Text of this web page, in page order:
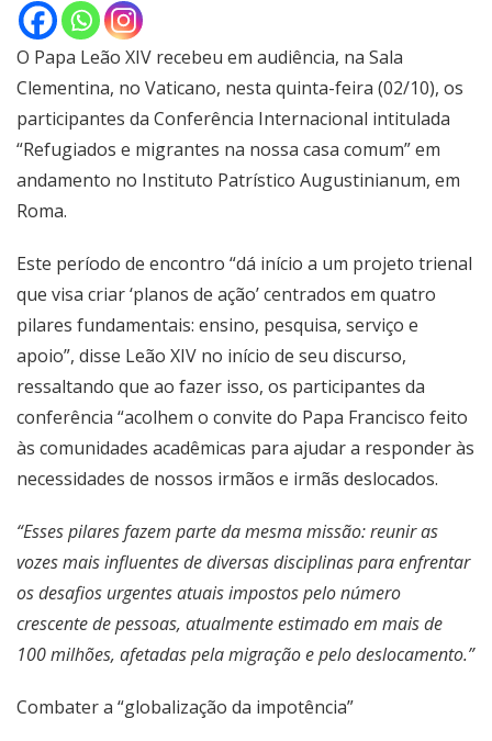
O Papa Leão XIV recebeu em audiência, na Sala
Clementina, no Vaticano, nesta quinta-feira (02/10), os
participantes da Conferência Internacional intitulada
“Refugiados e migrantes na nossa casa comum” em
andamento no Instituto Patrístico Augustinianum, em
Roma.
Este período de encontro “dá início a um projeto trienal
que visa criar ‘planos de ação’ centrados em quatro
pilares fundamentais: ensino, pesquisa, serviço e
apoio”, disse Leão XIV no início de seu discurso,
ressaltando que ao fazer isso, os participantes da
conferência “acolhem o convite do Papa Francisco feito
às comunidades acadêmicas para ajudar a responder às
necessidades de nossos irmãos e irmãs deslocados.
“Esses pilares fazem parte da mesma missão: reunir as
vozes mais influentes de diversas disciplinas para enfrentar
os desafios urgentes atuais impostos pelo número
crescente de pessoas, atualmente estimado em mais de
100 milhões, afetadas pela migração e pelo deslocamento.”
Combater a “globalização da impotência”